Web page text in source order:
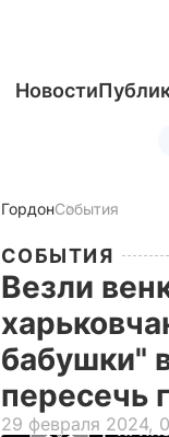
Новости
ГордонСобытия
СОБЫТИЯ
Везли
бабушки"
пересечь
29 февраля 2024,